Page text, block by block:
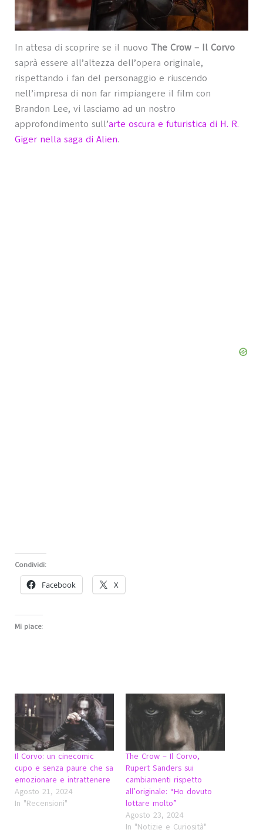
In attesa di scoprire se il nuovo The Crow – Il Corvo
saprà essere all’altezza dell’opera originale,
rispettando i fan del personaggio e riuscendo
nell’impresa di non far rimpiangere il film con
Brandon Lee, vi lasciamo ad un nostro
approfondimento sull’arte oscura e futuristica di H. R.
Giger nella saga di Alien.
Condividi:
Facebook X
Mi piace:
Il Corvo: un cinecomic
cupo e senza paure che sa
emozionare e intrattenere
Agosto 21, 2024
In "Recensioni"
The Crow – Il Corvo,
Rupert Sanders sui
cambiamenti rispetto
all’originale: “Ho dovuto
lottare molto”
Agosto 23, 2024
In "Notizie e Curiosità"